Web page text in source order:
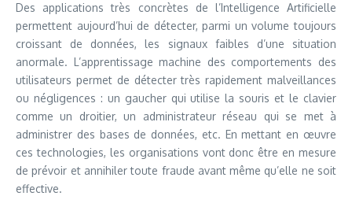
Des applications très concrètes de l’Intelligence Artificielle
permettent aujourd’hui de détecter, parmi un volume toujours
croissant de données, les signaux faibles d’une situation
anormale. L’apprentissage machine des comportements des
utilisateurs permet de détecter très rapidement malveillances
ou négligences : un gaucher qui utilise la souris et le clavier
comme un droitier, un administrateur réseau qui se met à
administrer des bases de données, etc. En mettant en œuvre
ces technologies, les organisations vont donc être en mesure
de prévoir et annihiler toute fraude avant même qu’elle ne soit
effective.